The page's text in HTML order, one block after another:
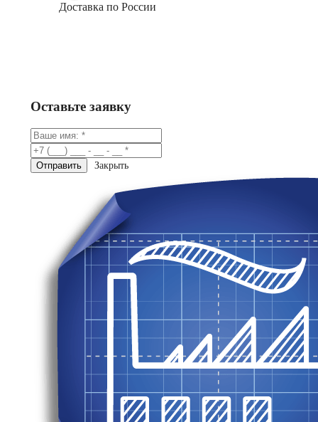
Доставка по России
Оставьте заявку
Закрыть